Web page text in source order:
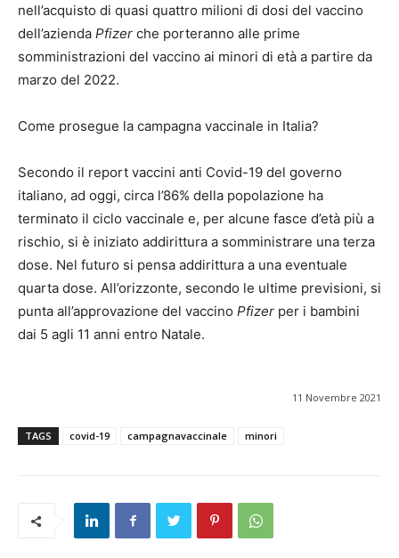
nell’acquisto di quasi quattro milioni di dosi del vaccino
dell’azienda Pfizer che porteranno alle prime
somministrazioni del vaccino ai minori di età a partire da
marzo del 2022.
Come prosegue la campagna vaccinale in Italia?
Secondo il report vaccini anti Covid-19 del governo
italiano, ad oggi, circa l’86% della popolazione ha
terminato il ciclo vaccinale e, per alcune fasce d’età più a
rischio, si è iniziato addirittura a somministrare una terza
dose. Nel futuro si pensa addirittura a una eventuale
quarta dose. All’orizzonte, secondo le ultime previsioni, si
punta all’approvazione del vaccino Pfizer per i bambini
dai 5 agli 11 anni entro Natale.
11 Novembre 2021
TAGS covid-19 campagnavaccinale minori